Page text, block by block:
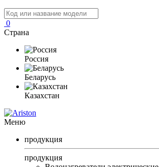
0
Страна
Россия
Беларусь
Казахстан
Меню
продукция
продукция